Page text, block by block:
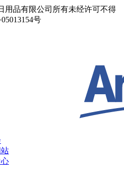
用品有限公司所有未经许可不得
号